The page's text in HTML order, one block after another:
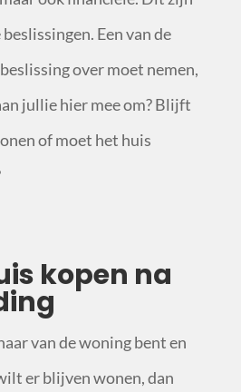
Een van de
over moet nemen,
jullie hier mee om? Blijft
of moet het huis
kopen na
van de woning bent en
er blijven wonen, dan